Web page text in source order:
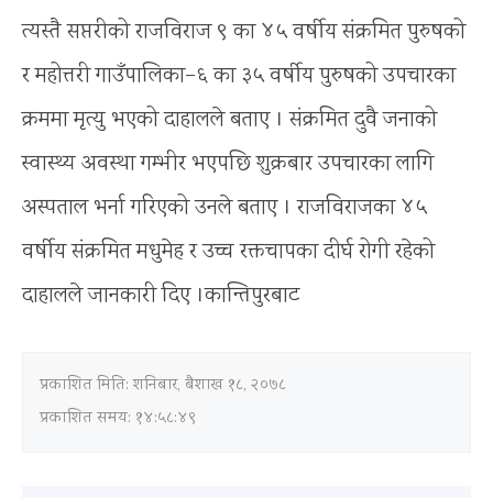
त्यस्तै सप्तरीको राजविराज ९ का ४५ वर्षीय संक्रमित पुरुषको
र महोत्तरी गाउँपालिका–६ का ३५ वर्षीय पुरुषको उपचारका
क्रममा मृत्यु भएको दाहालले बताए । संक्रमित दुवै जनाको
स्वास्थ्य अवस्था गम्भीर भएपछि शुक्रबार उपचारका लागि
अस्पताल भर्ना गरिएको उनले बताए । राजविराजका ४५
वर्षीय संक्रमित मधुमेह र उच्च रक्तचापका दीर्घ रोगी रहेको
दाहालले जानकारी दिए ।कान्तिपुरबाट
प्रकाशित मिति:शनिबार, बैशाख १८, २०७८
प्रकाशित समय: १४:५८:४९